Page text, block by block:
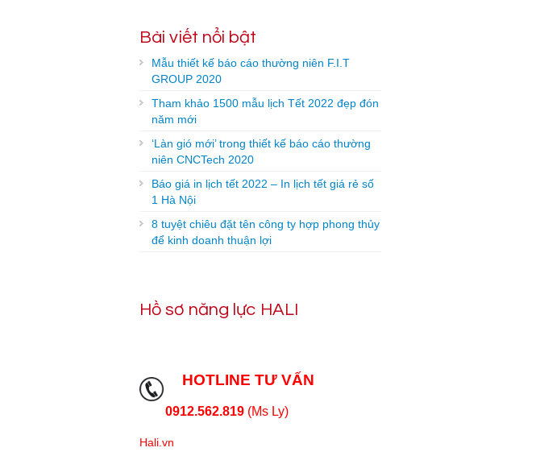
Bài viết nổi bật
Mẫu thiết kế báo cáo thường niên F.I.T
GROUP 2020
Tham khảo 1500 mẫu lịch Tết 2022 đẹp đón
năm mới
‘Làn gió mới’ trong thiết kế báo cáo thường
niên CNCTech 2020
Báo giá in lịch tết 2022 – In lịch tết giá rẻ số
1 Hà Nội
8 tuyệt chiêu đặt tên công ty hợp phong thủy
để kinh doanh thuận lợi
Hồ sơ năng lực HALI
HOTLINE TƯ VẤN
0912.562.819 (Ms Ly)
Hali.vn